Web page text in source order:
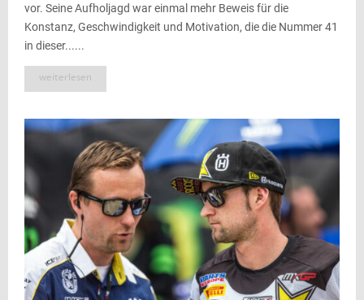
vor. Seine Aufholjagd war einmal mehr Beweis für die
Konstanz, Geschwindigkeit und Motivation, die die Nummer 41
in dieser......
weiterlesen